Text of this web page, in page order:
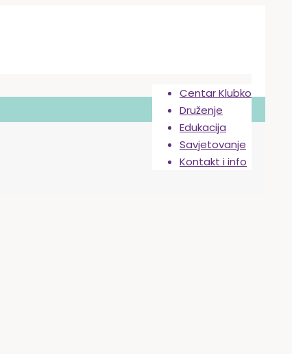
Centar Klubko
Druženje
Edukacija
Savjetovanje
Kontakt i info